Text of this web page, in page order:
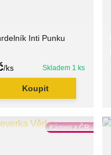
Inti Punku
/ks Skladem 1 ks
Koupit
Kámen z ČR